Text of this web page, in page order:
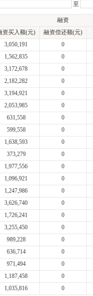
至
融资
资买入额(元) 融资偿还额(元)
3,050,191 0
1,562,835 0
3,172,678 0
2,182,282 0
3,194,921 0
2,053,985 0
631,558 0
599,558 0
1,638,593 0
373,279 0
1,977,556 0
1,096,921 0
1,247,986 0
3,626,740 0
1,726,241 0
3,255,450 0
989,228 0
636,714 0
971,494 0
1,187,458 0
1,035,816 0